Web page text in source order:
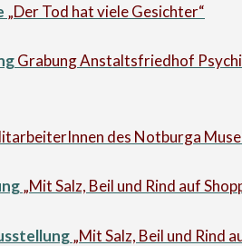
„Der Tod hat viele Gesichter“
Grabung Anstaltsfriedhof
des Notburga
„Mit Salz, Beil und Rind auf
„Mit Salz, Beil und Rind